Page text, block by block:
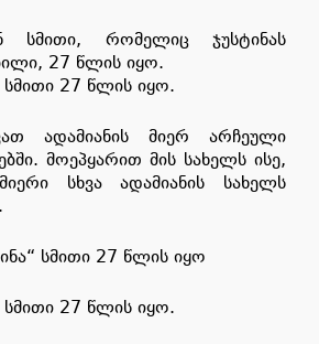
რომელიც ჯუსტინას
27 წლის იყო.
სმითი 27 წლის იყო.
ადამიანის მიერ არჩეული
მოეპყარით მის სახელს ისე,
სხვა ადამიანის სახელს
სმითი 27 წლის იყო
სმითი 27 წლის იყო.